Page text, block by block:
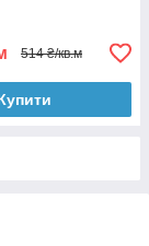
514 ₴/кв.м